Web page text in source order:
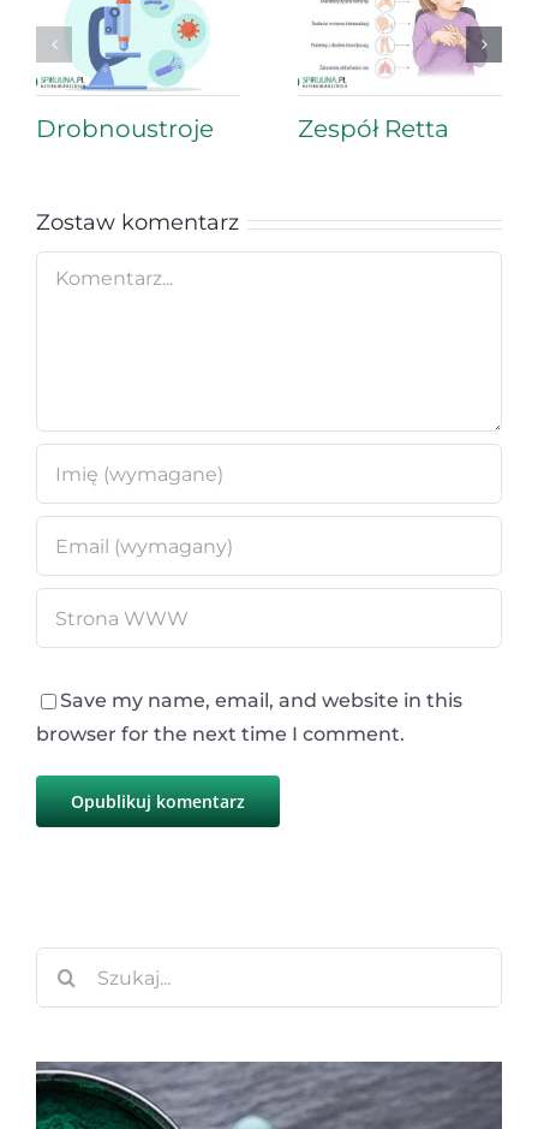
Drobnoustroje Zespół Retta
Zostaw komentarz
Comment
Save my name, email, and website in this
browser for the next time I comment.